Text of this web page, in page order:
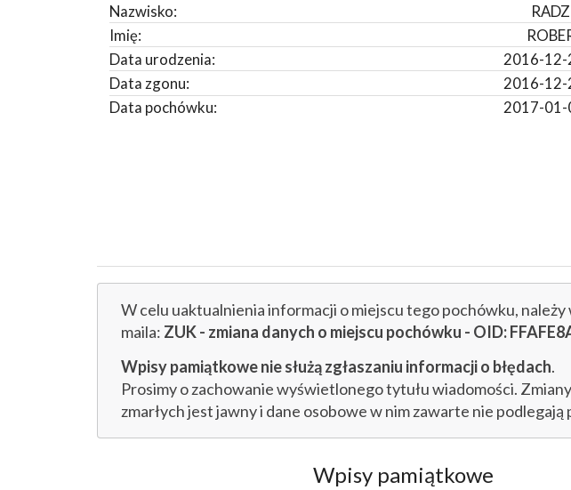
Nazwisko:
Imię:
2016-12-
Data urodzenia:
2016-12-
Data zgonu:
2017-01-
Data pochówku:
W celu uaktualnienia informacji o miejscu tego pochówku, należy
maila: ZUK - zmiana danych o miejscu pochówku - OID:
Wpisy pamiątkowe nie służą zgłaszaniu informacji o błędach.
Prosimy o zachowanie wyświetlonego tytułu wiadomości.
zmarłych jest jawny i dane osobowe w nim zawarte nie
Wpisy pamiątkowe